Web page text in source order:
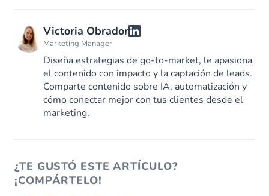
Victoria Obrador
Marketing Manager
Diseña estrategias de go-to-market, le apasiona
el contenido con impacto y la captación de leads.
Comparte contenido sobre IA, automatización y
cómo conectar mejor con tus clientes desde el
marketing.
¿TE GUSTÓ ESTE ARTÍCULO?
¡COMPÁRTELO!